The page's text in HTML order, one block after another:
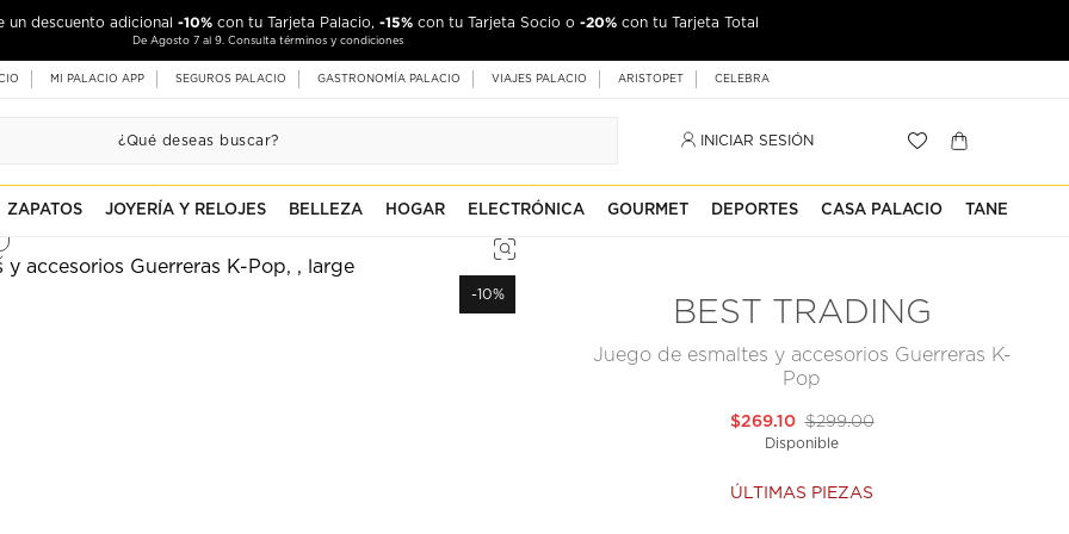
un descuento adicional -10% con tu Tarjeta Palacio, -15% con tu Tarjeta Socio o -20% con tu Tarjeta Total
De Agosto 7 al 9. Consulta términos y condiciones
MI PALACIO APP SEGUROS PALACIO GASTRONOMÍA PALACIO VIAJES PALACIO ARISTOPET CELEBRA
INICIAR SESIÓN
ZAPATOS JOYERÍA Y RELOJES BELLEZA HOGAR ELECTRÓNICA GOURMET DEPORTES CASA PALACIO TANE
-10%
BEST TRADING
Juego de esmaltes y accesorios Guerreras K-
Pop
$299.00
$269.10
Disponible
ÚLTIMAS PIEZAS